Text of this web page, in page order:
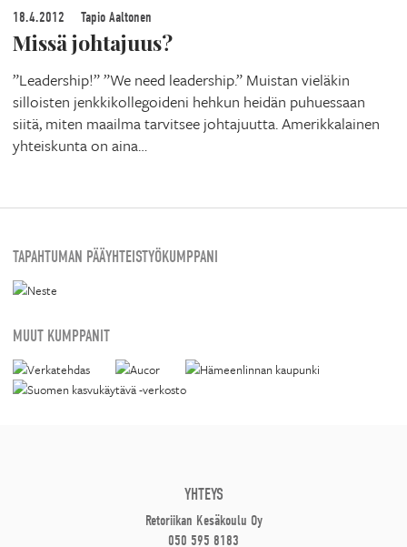
18.4.2012 Tapio Aaltonen
Missä johtajuus?
”Leadership!” ”We need leadership.” Muistan vieläkin
silloisten jenkkikollegoideni hehkun heidän puhuessaan
siitä, miten maailma tarvitsee johtajuutta. Amerikkalainen
yhteiskunta on aina…
TAPAHTUMAN PÄÄYHTEISTYÖKUMPPANI
MUUT KUMPPANIT
YHTEYS
Retoriikan Kesäkoulu Oy
050 595 8183